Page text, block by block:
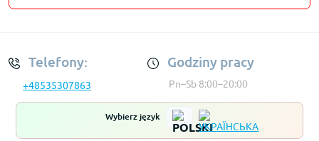
Telefony:
+48535307863
Godziny pracy
Pn–Sb 8:00–20:00
Wybierz język